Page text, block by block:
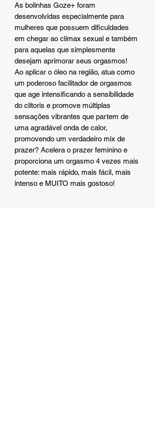
As bolinhas Goze+ foram
desenvolvidas especialmente para
mulheres que possuem dificuldades
em chegar ao clímax sexual e também
para aquelas que simplesmente
desejam aprimorar seus orgasmos!
Ao aplicar o óleo na região, atua como
um poderoso facilitador de orgasmos
que age intensificando a sensibilidade
do clítoris e promove múltiplas
sensações vibrantes que partem de
uma agradável onda de calor,
promovendo um verdadeiro mix de
prazer? Acelera o prazer feminino e
proporciona um orgasmo 4 vezes mais
potente: mais rápido, mais fácil, mais
intenso e MUITO mais gostoso!